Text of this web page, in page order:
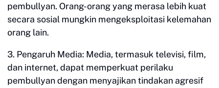
pembullyan. Orang-orang yang merasa lebih kuat
secara sosial mungkin mengeksploitasi kelemahan
orang lain.
3. Pengaruh Media: Media, termasuk televisi, film,
dan internet, dapat memperkuat perilaku
pembullyan dengan menyajikan tindakan agresif